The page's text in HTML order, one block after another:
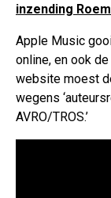
inzending
Apple Music
online, en ook
website moest
wegens
AVRO/TROS.’